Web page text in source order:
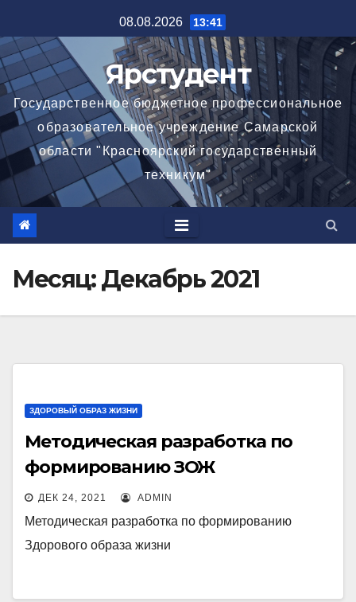
к
содержимому
08.08.2026 13:41
Ярстудент
Государственное бюджетное профессиональное
образовательное учреждение Самарской
области "Красноярский государственный
техникум"
Месяц:Декабрь 2021
ЗДОРОВЫЙ ОБРАЗ ЖИЗНИ
Методическая разработка по
формированию ЗОЖ
ДЕК 24, 2021 ADMIN
Методическая разработка по формированию
Здорового образа жизни